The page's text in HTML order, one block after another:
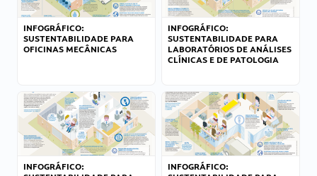
INFOGRÁFICO:
SUSTENTABILIDADE PARA
OFICINAS MECÂNICAS
INFOGRÁFICO:
SUSTENTABILIDADE PARA
LABORATÓRIOS DE ANÁLISES
CLÍNICAS E DE PATOLOGIA
INFOGRÁFICO:
INFOGRÁFICO: